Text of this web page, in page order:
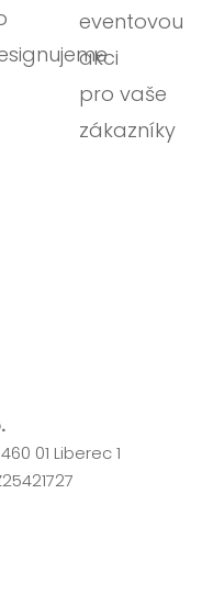
eventovou
akci
pro vaše
zákazníky
01 Liberec 1